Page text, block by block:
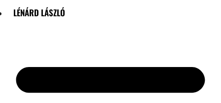
LÉNÁRD LÁSZLÓ